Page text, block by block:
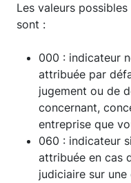
Les valeurs
sont :
000 : indicateur
attribuée par
jugement ou de
concernant,
entreprise que
060 : indicateur
attribuée en cas
judiciaire sur